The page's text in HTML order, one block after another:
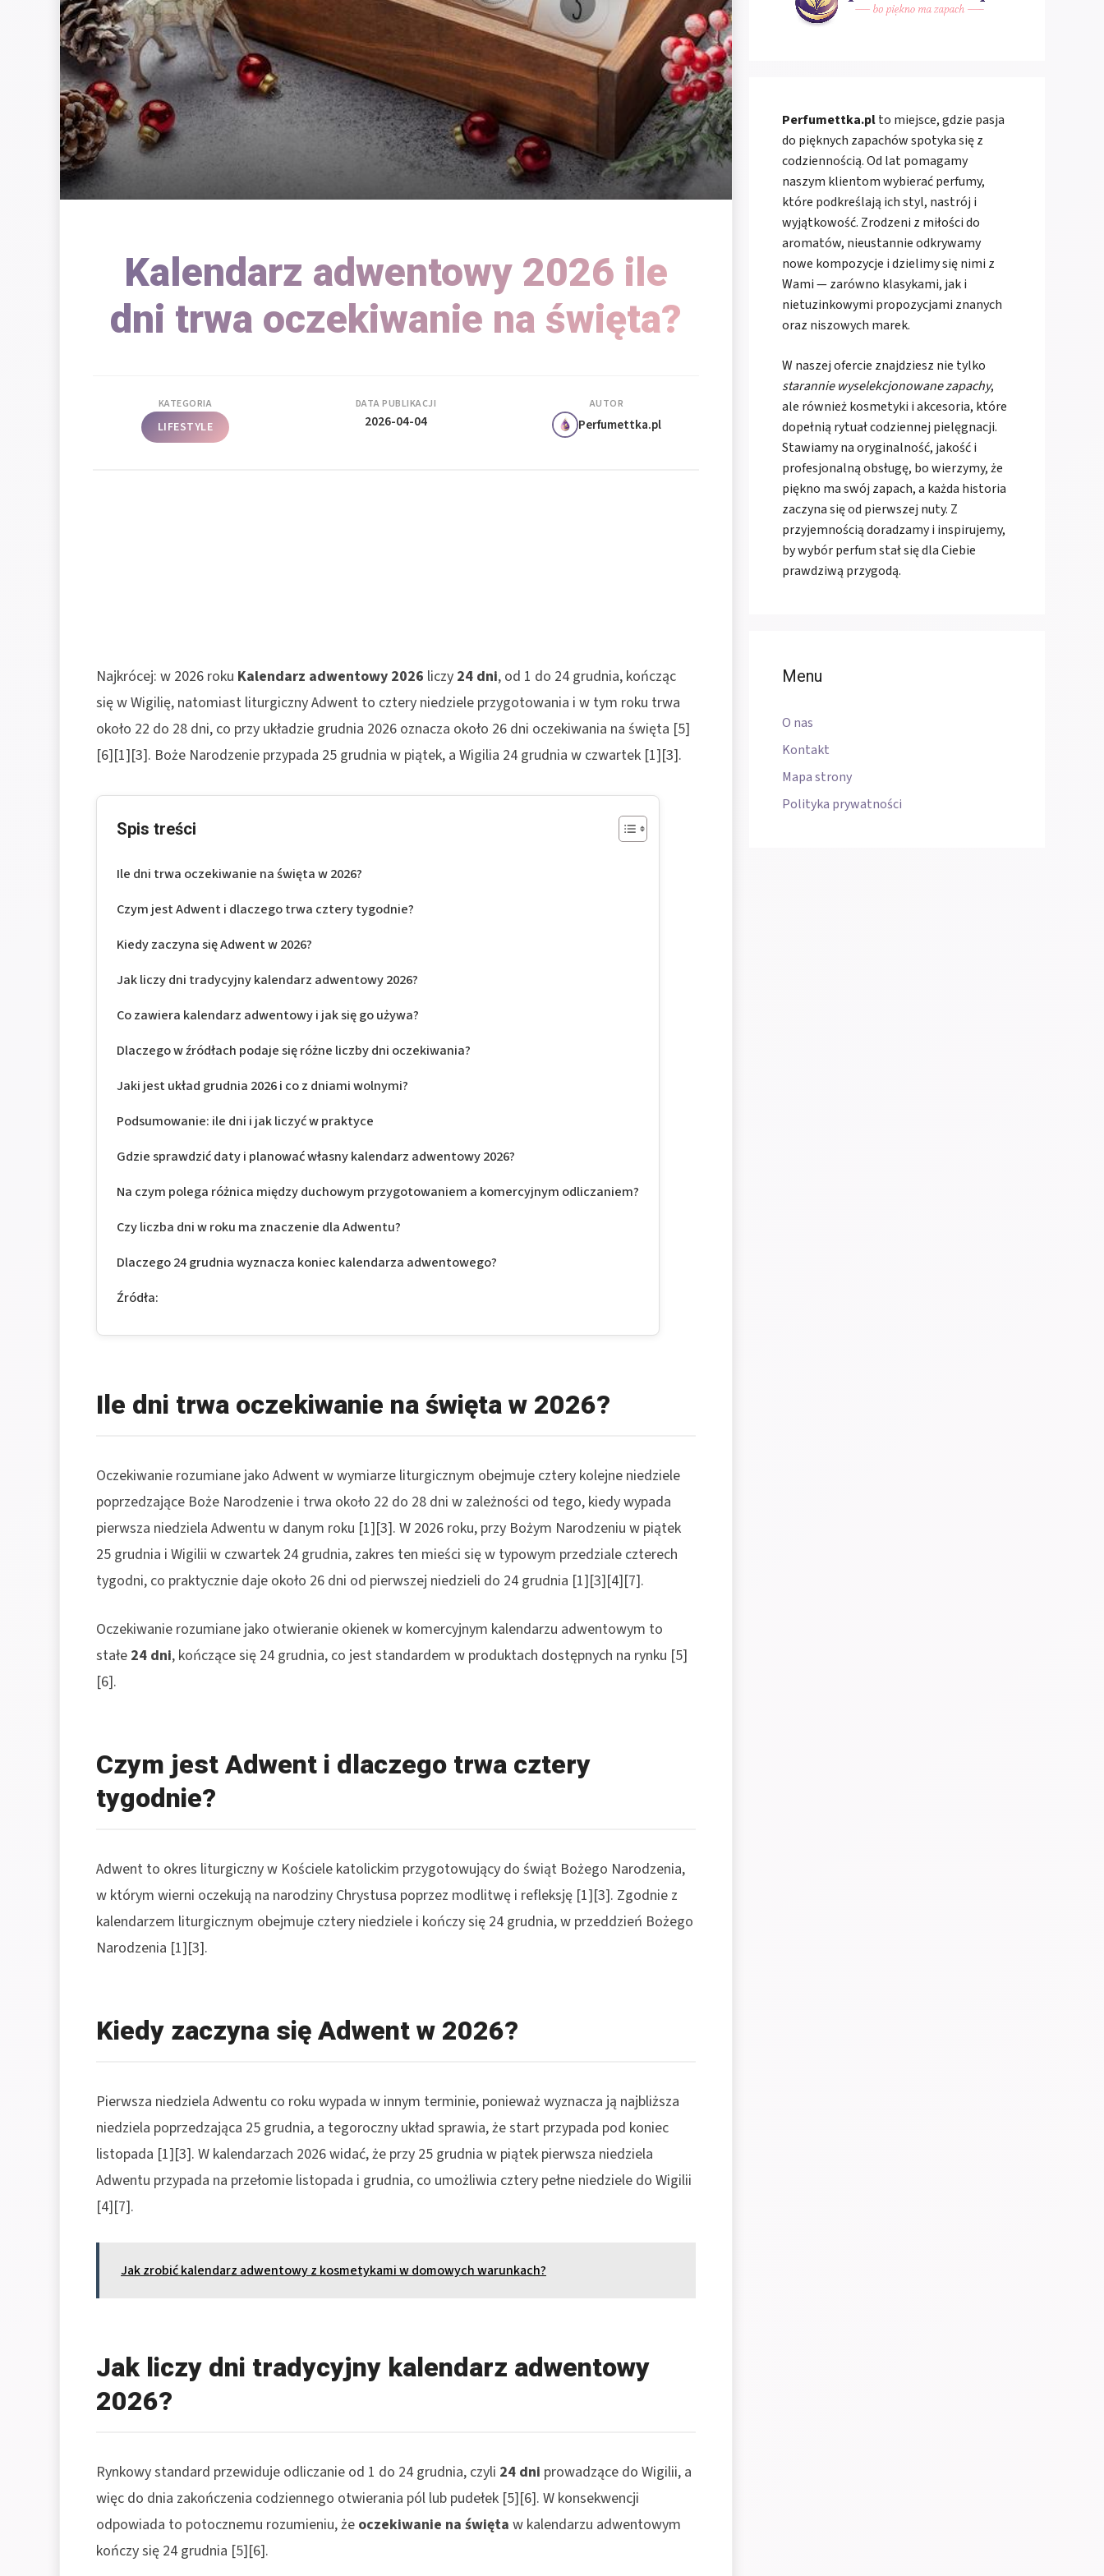
Kalendarz adwentowy 2026 ile
dni trwa oczekiwanie na święta?
KATEGORIA
LIFESTYLE
DATA PUBLIKACJI
2026-04-04
AUTOR
Perfumettka.pl
Najkrócej: w 2026 roku Kalendarz adwentowy 2026 liczy 24 dni, od 1 do 24 grudnia, kończąc
się w Wigilię, natomiast liturgiczny Adwent to cztery niedziele przygotowania i w tym roku trwa
około 22 do 28 dni, co przy układzie grudnia 2026 oznacza około 26 dni oczekiwania na święta [5]
[6][1][3]. Boże Narodzenie przypada 25 grudnia w piątek, a Wigilia 24 grudnia w czwartek [1][3].
Spis treści
Ile dni trwa oczekiwanie na święta w 2026?
Czym jest Adwent i dlaczego trwa cztery tygodnie?
Kiedy zaczyna się Adwent w 2026?
Jak liczy dni tradycyjny kalendarz adwentowy 2026?
Co zawiera kalendarz adwentowy i jak się go używa?
Dlaczego w źródłach podaje się różne liczby dni oczekiwania?
Jaki jest układ grudnia 2026 i co z dniami wolnymi?
Podsumowanie: ile dni i jak liczyć w praktyce
Gdzie sprawdzić daty i planować własny kalendarz adwentowy 2026?
Na czym polega różnica między duchowym przygotowaniem a komercyjnym odliczaniem?
Czy liczba dni w roku ma znaczenie dla Adwentu?
Dlaczego 24 grudnia wyznacza koniec kalendarza adwentowego?
Źródła:
Ile dni trwa oczekiwanie na święta w 2026?
Oczekiwanie rozumiane jako Adwent w wymiarze liturgicznym obejmuje cztery kolejne niedziele
poprzedzające Boże Narodzenie i trwa około 22 do 28 dni w zależności od tego, kiedy wypada
pierwsza niedziela Adwentu w danym roku [1][3]. W 2026 roku, przy Bożym Narodzeniu w piątek
25 grudnia i Wigilii w czwartek 24 grudnia, zakres ten mieści się w typowym przedziale czterech
tygodni, co praktycznie daje około 26 dni od pierwszej niedzieli do 24 grudnia [1][3][4][7].
Oczekiwanie rozumiane jako otwieranie okienek w komercyjnym kalendarzu adwentowym to
stałe 24 dni, kończące się 24 grudnia, co jest standardem w produktach dostępnych na rynku [5]
[6].
Czym jest Adwent i dlaczego trwa cztery
tygodnie?
Adwent to okres liturgiczny w Kościele katolickim przygotowujący do świąt Bożego Narodzenia,
w którym wierni oczekują na narodziny Chrystusa poprzez modlitwę i refleksję [1][3]. Zgodnie z
kalendarzem liturgicznym obejmuje cztery niedziele i kończy się 24 grudnia, w przeddzień Bożego
Narodzenia [1][3].
Kiedy zaczyna się Adwent w 2026?
Pierwsza niedziela Adwentu co roku wypada w innym terminie, ponieważ wyznacza ją najbliższa
niedziela poprzedzająca 25 grudnia, a tegoroczny układ sprawia, że start przypada pod koniec
listopada [1][3]. W kalendarzach 2026 widać, że przy 25 grudnia w piątek pierwsza niedziela
Adwentu przypada na przełomie listopada i grudnia, co umożliwia cztery pełne niedziele do Wigilii
[4][7].
Jak zrobić kalendarz adwentowy z kosmetykami w domowych warunkach?
Jak liczy dni tradycyjny kalendarz adwentowy
2026?
Rynkowy standard przewiduje odliczanie od 1 do 24 grudnia, czyli 24 dni prowadzące do Wigilii, a
więc do dnia zakończenia codziennego otwierania pól lub pudełek [5][6]. W konsekwencji
odpowiada to potocznemu rozumieniu, że oczekiwanie na święta w kalendarzu adwentowym
kończy się 24 grudnia [5][6].
Perfumettka.plto miejsce, gdzie pasja
do pięknych zapachów spotyka się z
codziennością. Od lat pomagamy
naszym klientom wybierać perfumy,
które podkreślają ich styl, nastrój i
wyjątkowość. Zrodzeni z miłości do
aromatów, nieustannie odkrywamy
nowe kompozycje i dzielimy się nimi z
Wami — zarówno klasykami, jak i
nietuzinkowymi propozycjami znanych
oraz niszowych marek.
W naszej ofercie znajdziesz nie tylko
starannie wyselekcjonowane zapachy,
ale również kosmetyki i akcesoria, które
dopełnią rytuał codziennej pielęgnacji.
Stawiamy na oryginalność, jakość i
profesjonalną obsługę, bo wierzymy, że
piękno ma swój zapach, a każda historia
zaczyna się od pierwszej nuty. Z
przyjemnością doradzamy i inspirujemy,
by wybór perfum stał się dla Ciebie
prawdziwą przygodą.
Menu
O nas
Kontakt
Mapa strony
Polityka prywatności